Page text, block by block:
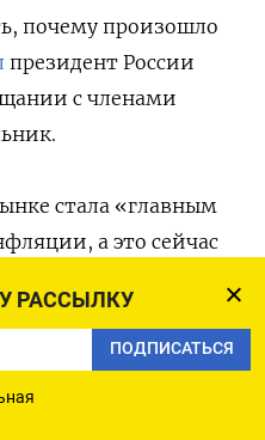
РАССЫЛКУ
ПОДПИСАТЬСЯ
почему произошло
президент России
с членами
стала «главным
а это сейчас
к премьеру Михаилу
блока.